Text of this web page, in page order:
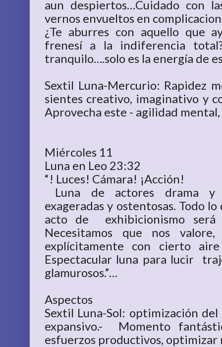
aun despiertos…Cuidado con
vernos envueltos en
¿Te aburres con aquello que
frenesí a la indiferencia
tranquilo….solo es la energía de
Sextil Luna-Mercurio: Rapidez
sientes creativo, imaginativo y
Aprovecha este - agilidad
Miércoles 11
Luna en Leo 23:32
“! Luces! Cámara! ¡Acción!
Luna de actores drama y
exageradas y ostentosas. Todo
acto de exhibicionismo será
Necesitamos que nos
explícitamente con cierto
Espectacular luna para lucir
glamurosos.”…
Aspectos
Sextil Luna-Sol: optimización
expansivo.- Momento
esfuerzos productivos, optimizar